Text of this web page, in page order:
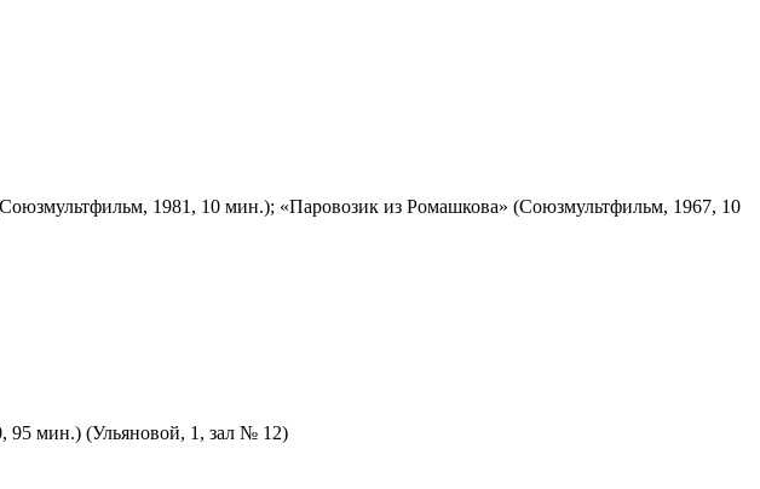
1981, 10 мин.); «Паровозик из Ромашкова» (Союзмультфильм, 1967, 10
95 мин.) (Ульяновой, 1, зал № 12)